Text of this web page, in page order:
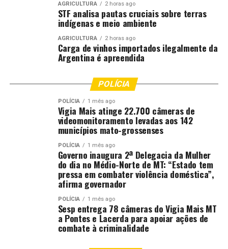
AGRICULTURA 2 horas ago
STF analisa pautas cruciais sobre terras
indígenas e meio ambiente
AGRICULTURA 2 horas ago
Carga de vinhos importados ilegalmente da
Argentina é apreendida
POLÍCIA
POLÍCIA 1 mês ago
Vigia Mais atinge 22.700 câmeras de
videomonitoramento levadas aos 142
municípios mato-grossenses
POLÍCIA 1 mês ago
Governo inaugura 2ª Delegacia da Mulher
do dia no Médio-Norte de MT: “Estado tem
pressa em combater violência doméstica”,
afirma governador
POLÍCIA 1 mês ago
Sesp entrega 78 câmeras do Vigia Mais MT
a Pontes e Lacerda para apoiar ações de
combate à criminalidade